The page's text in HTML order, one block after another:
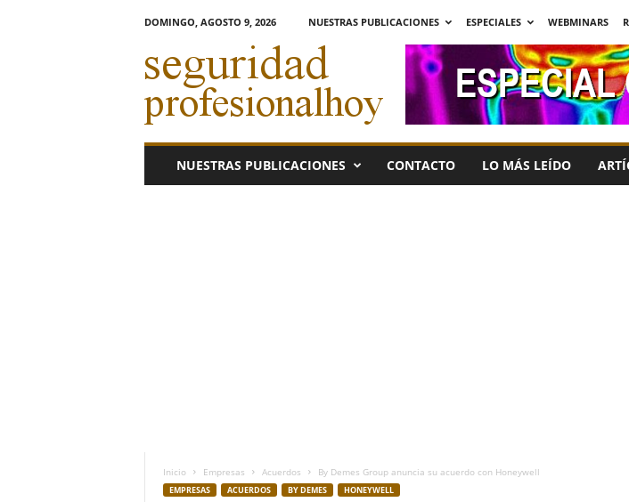
DOMINGO, AGOSTO 9, 2026 NUESTRAS PUBLICACIONES ESPECIALES WEBMINARS
e
g
u
y
NUESTRAS PUBLICACIONES CONTACTO LO MÁS LEÍDO
Inicio Empresas Acuerdos By Demes Group anuncia su acuerdo con Honeywell
EMPRESAS ACUERDOS BY DEMES HONEYWELL